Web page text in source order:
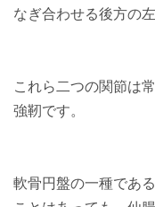
なぎ合わせる後方の
これら二つの関節は
強靭です。
軟骨円盤の一種であ